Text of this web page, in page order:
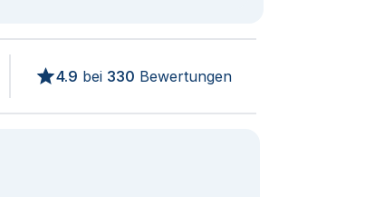
4.9 bei 330 Bewertungen